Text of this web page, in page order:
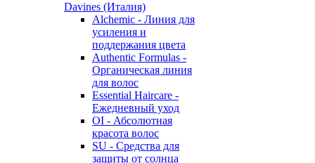
Davines (Италия)
Alchemic - Линия для
усиления и
поддержания цвета
Authentic Formulas -
Органическая линия
для волос
Essential Haircare -
Eжедневный уход
OI - Абсолютная
красота волос
SU - Средства для
защиты от солнца